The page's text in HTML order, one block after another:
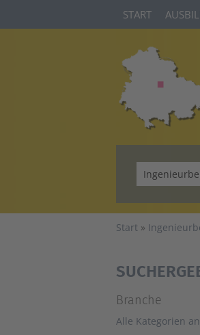
START
Start
Branche
Alle Kategorien